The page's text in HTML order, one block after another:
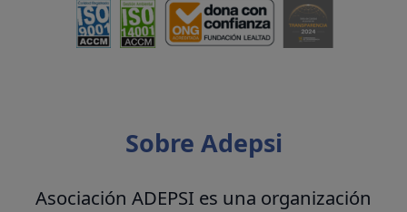
Sobre Adepsi
Asociación ADEPSI es una organización